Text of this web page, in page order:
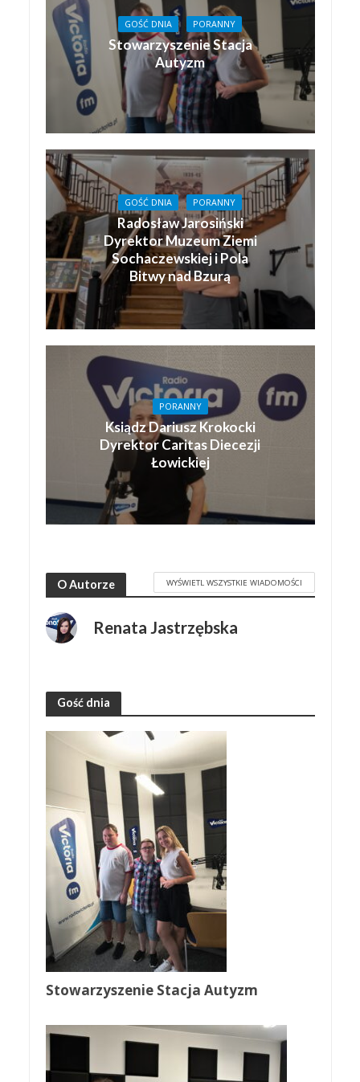
GOŚĆ DNIA PORANNY
Stowarzyszenie Stacja
Autyzm
GOŚĆ DNIA PORANNY
Radosław Jarosiński
Dyrektor Muzeum Ziemi
Sochaczewskiej i Pola
Bitwy nad Bzurą
PORANNY
Ksiądz Dariusz Krokocki
Dyrektor Caritas Diecezji
Łowickiej
O Autorze WYŚWIETL WSZYSTKIE WIADOMOŚCI
Renata Jastrzębska
Gość dnia
Stowarzyszenie Stacja Autyzm